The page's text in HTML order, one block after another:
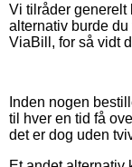
Vi tilråder generelt
alternativ burde
ViaBill, for så vidt
Inden nogen
til hver en tid få
det er dog uden